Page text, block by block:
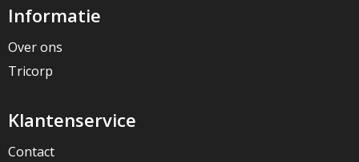
Informatie
Over ons
Tricorp
Klantenservice
Contact